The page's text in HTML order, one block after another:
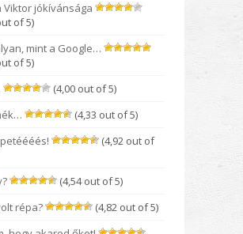
Viktor jókívánsága
of 5)
mint a Google…
of 5)
(4,00 out of 5)
(4,33 out of 5)
(4,92 out of
(4,54 out of 5)
répa?
(4,82 out of 5)